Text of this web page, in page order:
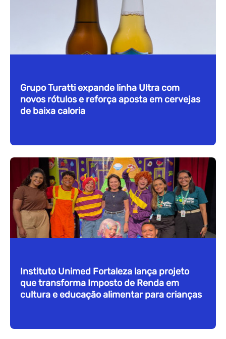
Grupo Turatti expande linha Ultra com
novos rótulos e reforça aposta em cervejas
de baixa caloria
Instituto Unimed Fortaleza lança projeto
que transforma Imposto de Renda em
cultura e educação alimentar para crianças